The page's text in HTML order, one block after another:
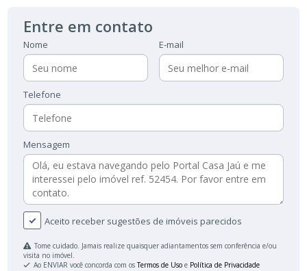
Entre em contato
Nome E-mail
Telefone
Mensagem
Aceito receber sugestões de imóveis parecidos
Tome cuidado. Jamais realize quaisquer adiantamentos sem conferência e/ou
visita no imóvel.
Ao ENVIAR você concorda com osTermos de Uso e Política de Privacidade